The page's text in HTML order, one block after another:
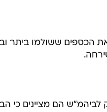
את הכספים ששולמו ביתר
הם מציינים כי